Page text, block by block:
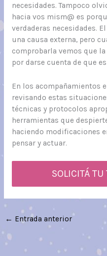
necesidades. Tampoco
hacia vos mism@ es
verdaderas necesidades.
una causa externa, pero
comprobarla vemos que
por darse cuenta de que
En los acompañamientos
revisando estas
técnicas y protocolos
herramientas que
haciendo modificaciones
pensar y actuar.
SOLICITÁ
← Entrada anterior